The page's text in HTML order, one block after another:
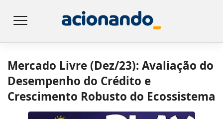
Mercado Livre (Dez/23): Avaliação do
Desempenho do Crédito e
Crescimento Robusto do Ecossistema